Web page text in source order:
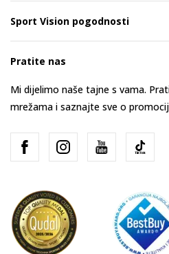
Sport Vision pogodnosti
Pratite nas
Mi dijelimo naše tajne s vama.
mrežama i saznajte sve o